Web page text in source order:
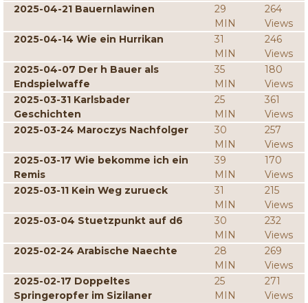
2025-04-21 Bauernlawinen
29
MIN
264
Views
2025-04-14 Wie ein Hurrikan
31
MIN
246
Views
2025-04-07 Der h Bauer als
Endspielwaffe
35
MIN
180
Views
2025-03-31 Karlsbader
Geschichten
25
MIN
361
Views
2025-03-24 Maroczys Nachfolger
30
MIN
257
Views
2025-03-17 Wie bekomme ich ein
Remis
39
MIN
170
Views
2025-03-11 Kein Weg zurueck
31
MIN
215
Views
2025-03-04 Stuetzpunkt auf d6
30
MIN
232
Views
2025-02-24 Arabische Naechte
28
MIN
269
Views
2025-02-17 Doppeltes
Springeropfer im Sizilaner
25
MIN
271
Views